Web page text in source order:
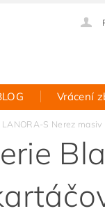
Vrácení
S Nerez